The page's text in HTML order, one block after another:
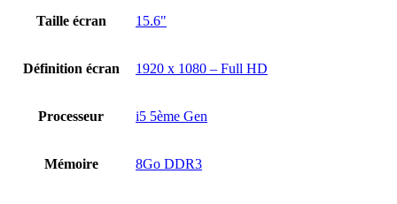
Taille écran 15.6"
Définition écran 1920 x 1080 – Full HD
Processeur i5 5ème Gen
Mémoire 8Go DDR3